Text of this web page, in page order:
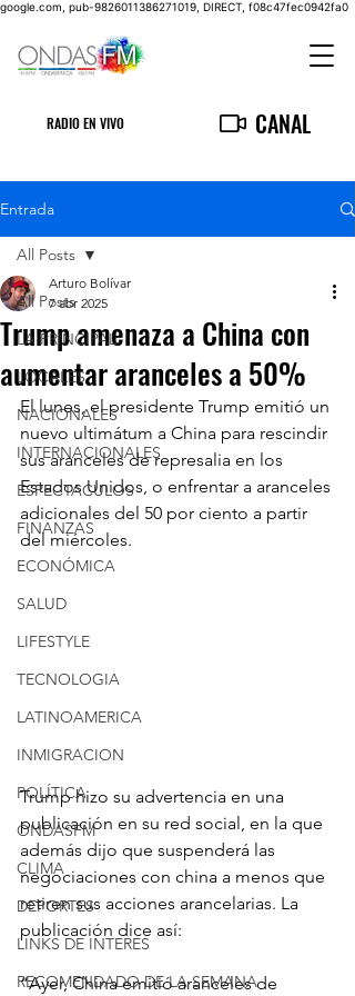
google.com, pub-9826011386271019, DIRECT, f08c47fec0942fa0
RADIO EN VIVO CANAL
Entrada
All Posts
LA PRINCIPAL
LOCALES
NACIONALES
INTERNACIONALES
ESPECTACULOS
FINANZAS
ECONÓMICA
SALUD
LIFESTYLE
TECNOLOGIA
LATINOAMERICA
INMIGRACION
POLÍTICA
ONDASFM
CLIMA
DEPORTES
LINKS DE INTERES
RECOMENDADO DE LA SEMANA
All Posts
Trump amenaza a China con
aumentar aranceles a 50%
Arturo Bolívar
7 abr 2025
El lunes, el presidente Trump emitió un
nuevo ultimátum a China para rescindir
sus aranceles de represalia en los
Estados Unidos, o enfrentar a aranceles
adicionales del 50 por ciento a partir
del miércoles.
Trump hizo su advertencia en una
publicación en su red social, en la que
además dijo que suspenderá las
negociaciones con china a menos que
retiren sus acciones arancelarias. La
publicación dice así:
“Ayer, China emitió aranceles de